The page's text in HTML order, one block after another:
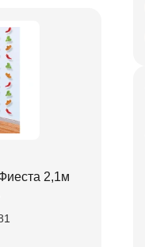
2,1м